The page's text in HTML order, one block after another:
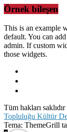
Örnek bileşen
This is an example
default. You can
admin. If custom
those widgets.
Tüm hakları
Topluluğu Kültür
Tema: ThemeGrill